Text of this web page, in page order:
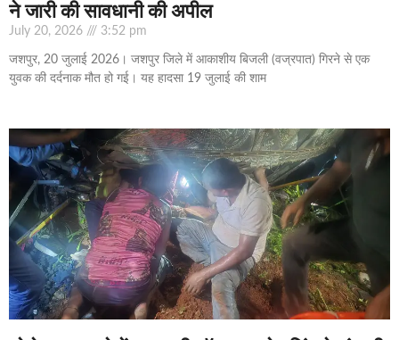
ने जारी की सावधानी की अपील
July 20, 2026 3:52 pm
जशपुर, 20 जुलाई 2026। जशपुर जिले में आकाशीय बिजली (वज्रपात) गिरने से एक
युवक की दर्दनाक मौत हो गई। यह हादसा 19 जुलाई की शाम